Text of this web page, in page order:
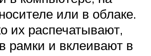
или в облаке.
их распечатывают,
рамки и вклеивают в